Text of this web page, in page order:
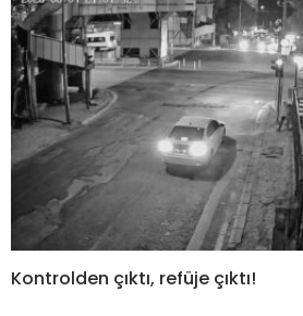
Kontrolden çıktı, refüje çıktı!